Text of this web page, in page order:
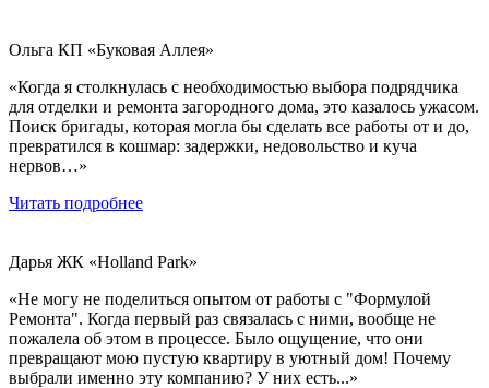
Ольга КП «Буковая Аллея»
«Когда я столкнулась с необходимостью выбора подрядчика
для отделки и ремонта загородного дома, это казалось ужасом.
Поиск бригады, которая могла бы сделать все работы от и до,
превратился в кошмар: задержки, недовольство и куча
нервов…»
Читать подробнее
Дарья ЖК «Holland Park»
«Не могу не поделиться опытом от работы с "Формулой
Ремонта". Когда первый раз связалась с ними, вообще не
пожалела об этом в процессе. Было ощущение, что они
превращают мою пустую квартиру в уютный дом! Почему
выбрали именно эту компанию? У них есть...»